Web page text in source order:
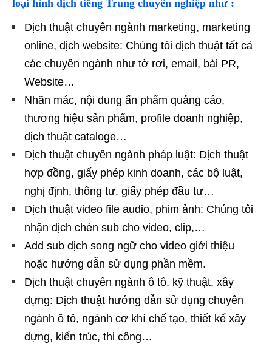
loại hình dịch tiếng Trung chuyên nghiệp như :
Dịch thuật chuyên ngành marketing, marketing
online, dịch website: Chúng tôi dịch thuật tất cả
các chuyên ngành như tờ rơi, email, bài PR,
Website…
Nhãn mác, nội dung ấn phẩm quảng cáo,
thương hiệu sản phẩm, profile doanh nghiệp,
dịch thuật cataloge…
Dịch thuật chuyên ngành pháp luật: Dịch thuật
hợp đồng, giấy phép kinh doanh, các bộ luật,
nghị định, thông tư, giấy phép đầu tư…
Dịch thuật video file audio, phim ảnh: Chúng tôi
nhận dịch chèn sub cho video, clip,…
Add sub dịch song ngữ cho video giới thiệu
hoặc hướng dẫn sử dụng phần mềm.
Dịch thuật chuyên ngành ô tô, kỹ thuật, xây
dựng: Dịch thuật hướng dẫn sử dụng chuyên
ngành ô tô, ngành cơ khí chế tạo, thiết kế xây
dựng, kiến trúc, thi công…